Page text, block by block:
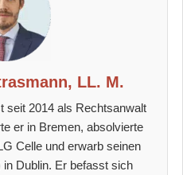
LL. M.
seit 2014 als Rechtsanwalt
er in Bremen, absolvierte
Celle und erwarb seinen
Dublin. Er befasst sich